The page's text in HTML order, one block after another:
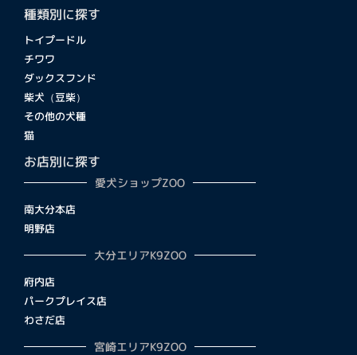
種類別に探す
トイプードル
チワワ
ダックスフンド
柴犬（豆柴）
その他の犬種
猫
お店別に探す
愛犬ショップZOO
南大分本店
明野店
大分エリアK9ZOO
府内店
パークプレイス店
わさだ店
宮崎エリアK9ZOO